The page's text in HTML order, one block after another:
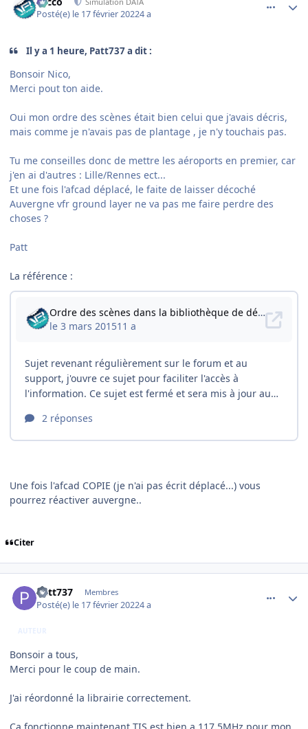
Posté(e) le 17 février 20224 a
Il y a 1 heure, Patt737 a dit :
Bonsoir Nico,
Merci pout ton aide.
Oui mon ordre des scènes était bien celui que j'avais décris,
mais comme je n'avais pas de plantage , je n'y touchais pas.
Tu me conseilles donc de mettre les aéroports en premier, car
j'en ai d'autres : Lille/Rennes ect...
Et une fois l'afcad déplacé, le faite de laisser décoché
Auvergne vfr ground layer ne va pas me faire perdre des
choses ?
Patt
La référence :
Une fois l'afcad COPIE (je n'ai pas écrit déplacé...) vous
pourrez réactiver auvergne..
Citer
Patt737 Membres
Posté(e) le 17 février 20224 a
AUTEUR
Bonsoir a tous,
Merci pour le coup de main.
J'ai réordonné la librairie correctement.